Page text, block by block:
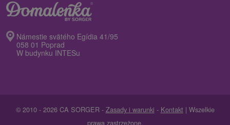
Námestie svätého Egídia 41/95
058 01 Poprad
W budynku INTESu
© 2010 - 2026 CA SORGER - Zasady i warunki - Kontakt | Wszelkie
prawa zastrzeżone.